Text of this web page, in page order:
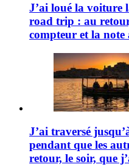
J’ai loué la voiture
road trip : au
compteur et la note
J’ai traversé
pendant que les
retour, le soir, que